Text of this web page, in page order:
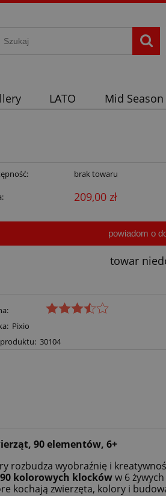
LATO Mid Season
brak towaru
209,00 zł
powiadom o
towar
Pixio
30104
90 elementów, 6+
rozbudza wyobraźnię i
90 kolorowych klockóww 6
kochają zwierzęta, kolory i